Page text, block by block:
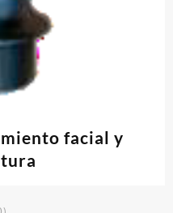
facial y